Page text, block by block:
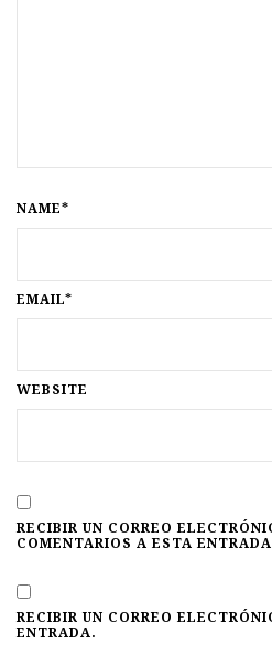
NAME*
EMAIL*
WEBSITE
RECIBIR UN CORREO
COMENTARIOS A ESTA
RECIBIR UN CORREO
ENTRADA.